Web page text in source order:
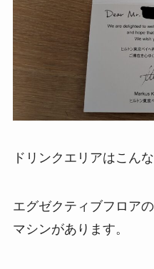
ドリンクエリアはこん
エグゼクティブフロア
マシンがあります。